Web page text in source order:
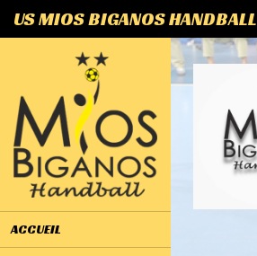
US MIOS BIGANOS HANDBALL
ACCUEIL